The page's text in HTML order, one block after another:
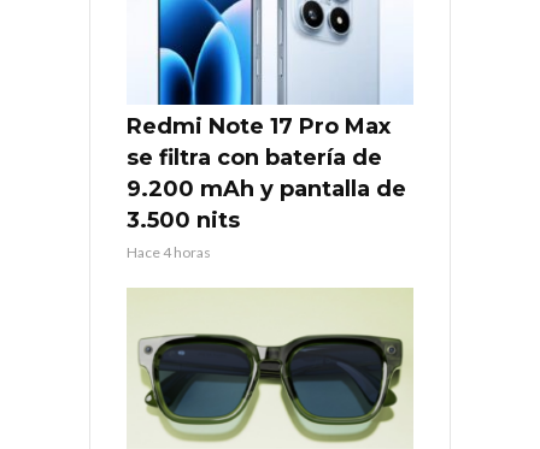
Redmi Note 17 Pro Max
se filtra con batería de
9.200 mAh y pantalla de
3.500 nits
Hace 4 horas